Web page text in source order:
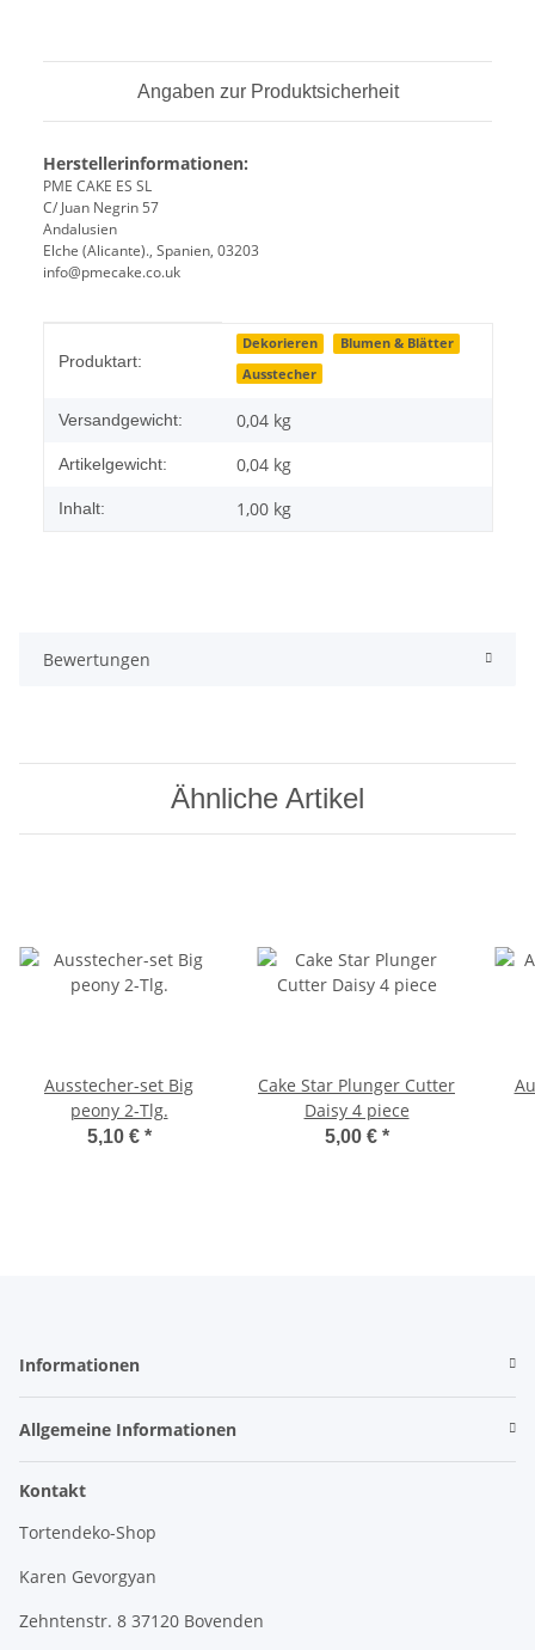
Angaben zur Produktsicherheit
Herstellerinformationen:
PME CAKE ES SL
C/ Juan Negrin 57
Andalusien
Elche (Alicante)., Spanien, 03203
info@pmecake.co.uk
Produktart:
Dekorieren
Blumen & Blätter
Ausstecher
Versandgewicht: 0,04 kg
Artikelgewicht: 0,04 kg
Inhalt: 1,00 kg
Bewertungen
Ähnliche Artikel
Ausstecher-set Big
peony 2-Tlg.
5,10 € *
Cake Star Plunger Cutter
Daisy 4 piece
5,00 € *
Informationen
Allgemeine Informationen
Kontakt
Tortendeko-Shop
Karen Gevorgyan
Zehntenstr. 8 37120 Bovenden